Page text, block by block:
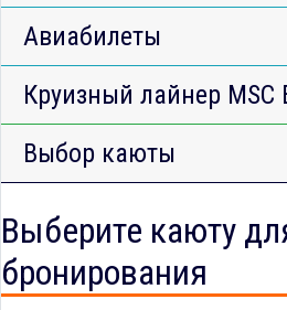
Авиабилеты
Круизный лайнер MSC
Выбор каюты
Выберите каюту
бронирования